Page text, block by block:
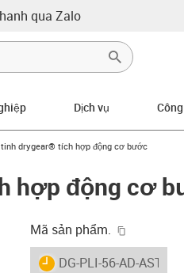
qua Zalo
Dịch vụ
tinh drygear® tích hợp động cơ bước
hợp động cơ
Mã sản phẩm.
igus-icon-lieferzeit
DG-PLI-56-AD-AST-